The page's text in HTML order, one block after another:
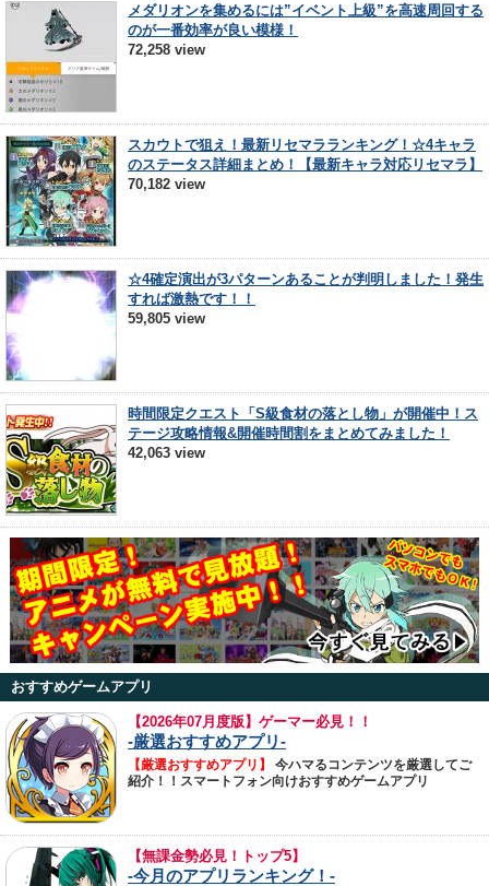
メダリオンを集めるには”イベント上級”を高速周回する
のが一番効率が良い模様！
72,258 view
スカウトで狙え！最新リセマラランキング！☆4キャラ
のステータス詳細まとめ！【最新キャラ対応リセマラ】
70,182 view
☆4確定演出が3パターンあることが判明しました！発生
すれば激熱です！！
59,805 view
時間限定クエスト「S級食材の落とし物」が開催中！ス
テージ攻略情報&開催時間割をまとめてみました！
42,063 view
おすすめゲームアプリ
【2026年07月度版】ゲーマー必見！！
-厳選おすすめアプリ-
【厳選おすすめアプリ】
今ハマるコンテンツを厳選してご
紹介！！スマートフォン向けおすすめゲームアプリ
【無課金勢必見！トップ5】
-今月のアプリランキング！-